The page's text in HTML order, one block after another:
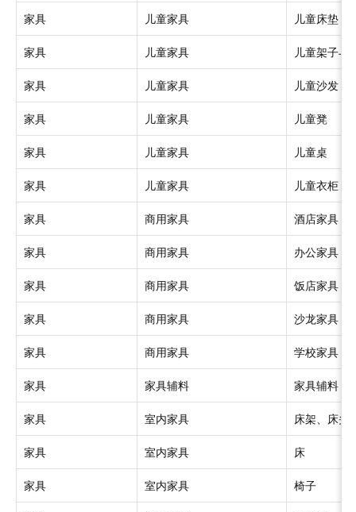
家具 儿童家具 儿童床垫
家具 儿童家具 儿童架子与
家具 儿童家具 儿童沙发
家具 儿童家具 儿童凳
家具 儿童家具 儿童桌
家具 儿童家具 儿童衣柜
家具 商用家具 酒店家具
家具 商用家具 办公家具
家具 商用家具 饭店家具
家具 商用家具 沙龙家具
家具 商用家具 学校家具
家具 家具辅料 家具辅料
家具 室内家具 床架、床头
家具 室内家具 床
家具 室内家具 椅子